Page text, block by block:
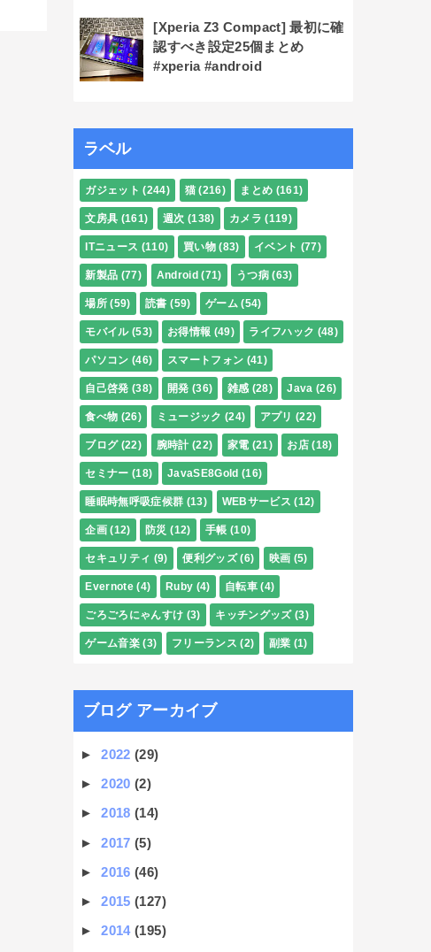
[Xperia Z3 Compact] 最初に確
認すべき設定25個まとめ
#xperia #android
ラベル
ガジェット (244) 猫 (216) まとめ (161)
文房具 (161) 週次 (138) カメラ (119)
ITニュース (110) 買い物 (83) イベント (77)
新製品 (77) Android (71) うつ病 (63)
場所 (59) 読書 (59) ゲーム (54)
モバイル (53) お得情報 (49) ライフハック (48)
パソコン (46) スマートフォン (41)
自己啓発 (38) 開発 (36) 雑感 (28) Java (26)
食べ物 (26) ミュージック (24) アプリ (22)
ブログ (22) 腕時計 (22) 家電 (21) お店 (18)
セミナー (18) JavaSE8Gold (16)
睡眠時無呼吸症候群 (13) WEBサービス (12)
企画 (12) 防災 (12) 手帳 (10)
セキュリティ (9) 便利グッズ (6) 映画 (5)
Evernote (4) Ruby (4) 自転車 (4)
ごろごろにゃんすけ (3) キッチングッズ (3)
ゲーム音楽 (3) フリーランス (2) 副業 (1)
ブログ アーカイブ
►2022(29)
►2020(2)
►2018(14)
►2017(5)
►2016(46)
►2015(127)
►2014(195)